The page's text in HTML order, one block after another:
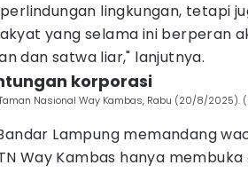
lingkungan, tetapi
yang selama ini berperan
dan satwa liar," lanjutnya.
korporasi
Nasional Way Kambas, Rabu (20/8/2025).
Lampung memandang
Way Kambas hanya